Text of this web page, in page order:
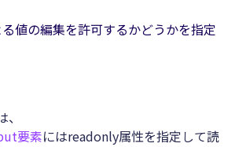
値の編集を許可するかどうかを指定
要素にはreadonly属性を指定して読